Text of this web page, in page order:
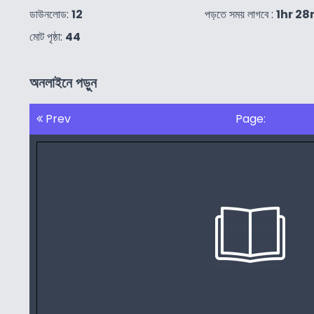
ডাউনলোড: 12
মোট পৃষ্ঠা: 44
পড়তে সময় লাগবে : 1hr
অনলাইনে পড়ুন
Prev Page: